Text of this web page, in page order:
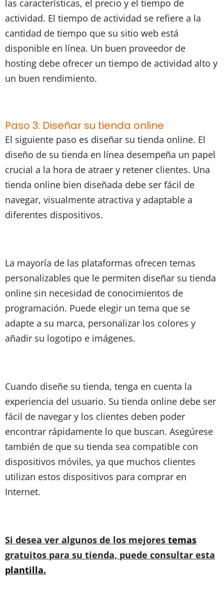
las características, el precio y el tiempo de
actividad. El tiempo de actividad se refiere a la
cantidad de tiempo que su sitio web está
disponible en línea. Un buen proveedor de
hosting debe ofrecer un tiempo de actividad alto y
un buen rendimiento.
Paso 3: Diseñar su tienda online
El siguiente paso es diseñar su tienda online. El
diseño de su tienda en línea desempeña un papel
crucial a la hora de atraer y retener clientes. Una
tienda online bien diseñada debe ser fácil de
navegar, visualmente atractiva y adaptable a
diferentes dispositivos.
La mayoría de las plataformas ofrecen temas
personalizables que le permiten diseñar su tienda
online sin necesidad de conocimientos de
programación. Puede elegir un tema que se
adapte a su marca, personalizar los colores y
añadir su logotipo e imágenes.
Cuando diseñe su tienda, tenga en cuenta la
experiencia del usuario. Su tienda online debe ser
fácil de navegar y los clientes deben poder
encontrar rápidamente lo que buscan. Asegúrese
también de que su tienda sea compatible con
dispositivos móviles, ya que muchos clientes
utilizan estos dispositivos para comprar en
Internet.
Si desea ver algunos de los mejores temas
gratuitos para su tienda, puede consultar esta
plantilla.